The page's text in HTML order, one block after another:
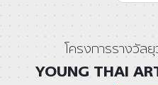
โครงการรางวัล
YOUNG THAI